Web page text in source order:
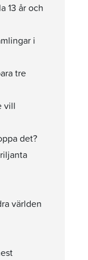
13 år och
i
tre
vill
det?
världen